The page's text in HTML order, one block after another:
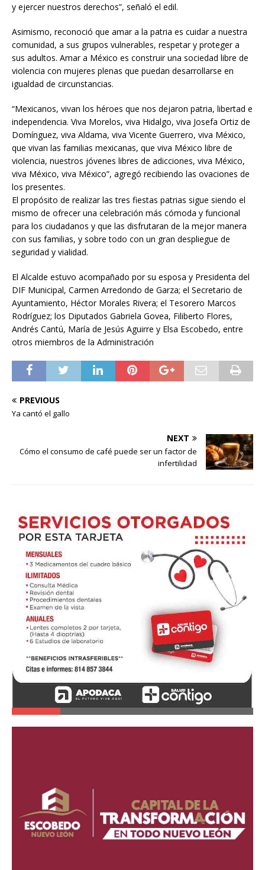
y ejercer nuestros derechos”, señaló el edil.
Asimismo, reconoció que amar a la patria es cuidar a nuestra
comunidad, a sus grupos vulnerables, respetar y proteger a
sus adultos. Amar a México es construir una sociedad libre de
violencia con mujeres plenas que puedan desarrollarse en
igualdad de circunstancias.
“Mexicanos, vivan los héroes que nos dejaron patria, libertad e
independencia. Viva Morelos, viva Hidalgo, viva Josefa Ortiz de
Domínguez, viva Aldama, viva Vicente Guerrero, viva México,
que vivan las familias mexicanas, que viva México libre de
violencia, nuestros jóvenes libres de adicciones, viva México,
viva México, viva México”, agregó recibiendo las ovaciones de
los presentes.
El propósito de realizar las tres fiestas patrias sigue siendo el
mismo de ofrecer una celebración más cómoda y funcional
para los ciudadanos y que las disfrutaran de la mejor manera
con sus familias, y sobre todo con un gran despliegue de
seguridad y vialidad.
El Alcalde estuvo acompañado por su esposa y Presidenta del
DIF Municipal, Carmen Arredondo de Garza; el Secretario de
Ayuntamiento, Héctor Morales Rivera; el Tesorero Marcos
Rodríguez; los Diputados Gabriela Govea, Filiberto Flores,
Andrés Cantú, María de Jesús Aguirre y Elsa Escobedo, entre
otros miembros de la Administración
PREVIOUS
Ya cantó el gallo
NEXT
Cómo el consumo de café puede ser un factor de
infertilidad